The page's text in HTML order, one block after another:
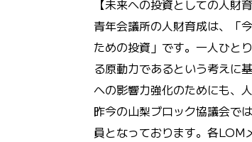
【未来への投資としての人財育
青年会議所の人財育成は、「
ための投資」です。一人ひと
る原動力であるという考えに
への影響力強化のためにも、
昨今の山梨ブロック協議会で
員となっております。各LOM